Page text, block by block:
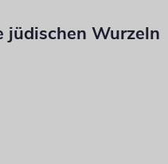
jüdischen Wurzeln